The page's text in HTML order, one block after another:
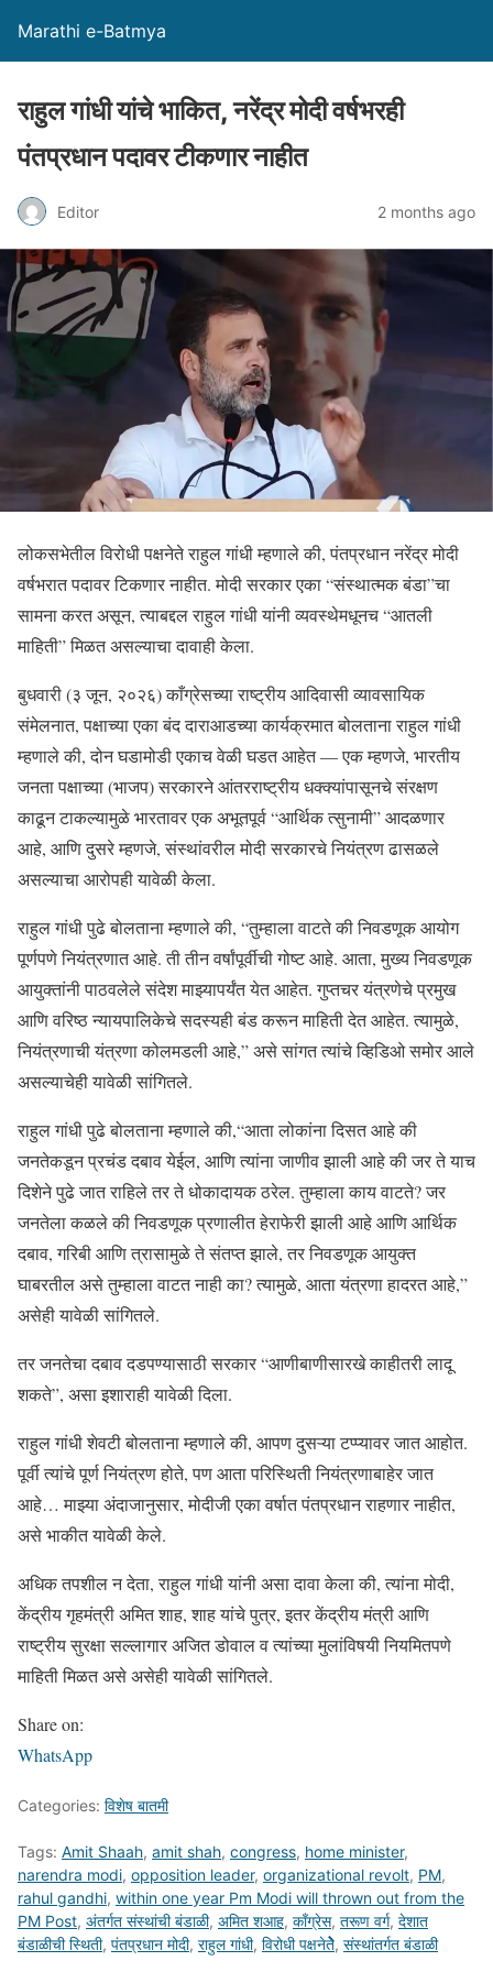
Marathi e-Batmya
राहुल गांधी यांचे भाकित, नरेंद्र मोदी वर्षभरही
पंतप्रधान पदावर टीकणार नाहीत
Editor 2 months ago
लोकसभेतील विरोधी पक्षनेते राहुल गांधी म्हणाले की, पंतप्रधान नरेंद्र मोदी
वर्षभरात पदावर टिकणार नाहीत. मोदी सरकार एका “संस्थात्मक बंडा”चा
सामना करत असून, त्याबद्दल राहुल गांधी यांनी व्यवस्थेमधूनच “आतली
माहिती” मिळत असल्याचा दावाही केला.
बुधवारी (३ जून, २०२६) काँग्रेसच्या राष्ट्रीय आदिवासी व्यावसायिक
संमेलनात, पक्षाच्या एका बंद दाराआडच्या कार्यक्रमात बोलताना राहुल गांधी
म्हणाले की, दोन घडामोडी एकाच वेळी घडत आहेत — एक म्हणजे, भारतीय
जनता पक्षाच्या (भाजप) सरकारने आंतरराष्ट्रीय धक्क्यांपासूनचे संरक्षण
काढून टाकल्यामुळे भारतावर एक अभूतपूर्व “आर्थिक त्सुनामी” आदळणार
आहे, आणि दुसरे म्हणजे, संस्थांवरील मोदी सरकारचे नियंत्रण ढासळले
असल्याचा आरोपही यावेळी केला.
राहुल गांधी पुढे बोलताना म्हणाले की, “तुम्हाला वाटते की निवडणूक आयोग
पूर्णपणे नियंत्रणात आहे. ती तीन वर्षांपूर्वीची गोष्ट आहे. आता, मुख्य निवडणूक
आयुक्तांनी पाठवलेले संदेश माझ्यापर्यंत येत आहेत. गुप्तचर यंत्रणेचे प्रमुख
आणि वरिष्ठ न्यायपालिकेचे सदस्यही बंड करून माहिती देत ​​आहेत. त्यामुळे,
नियंत्रणाची यंत्रणा कोलमडली आहे,” असे सांगत त्यांचे व्हिडिओ समोर आले
असल्याचेही यावेळी सांगितले.
राहुल गांधी पुढे बोलताना म्हणाले की,“आता लोकांना दिसत आहे की
जनतेकडून प्रचंड दबाव येईल, आणि त्यांना जाणीव झाली आहे की जर ते याच
दिशेने पुढे जात राहिले तर ते धोकादायक ठरेल. तुम्हाला काय वाटते? जर
जनतेला कळले की निवडणूक प्रणालीत हेराफेरी झाली आहे आणि आर्थिक
दबाव, गरिबी आणि त्रासामुळे ते संतप्त झाले, तर निवडणूक आयुक्त
घाबरतील असे तुम्हाला वाटत नाही का? त्यामुळे, आता यंत्रणा हादरत आहे,”
असेही यावेळी सांगितले.
तर जनतेचा दबाव दडपण्यासाठी सरकार “आणीबाणीसारखे काहीतरी लादू
शकते”, असा इशाराही यावेळी दिला.
राहुल गांधी शेवटी बोलताना म्हणाले की, आपण दुसऱ्या टप्प्यावर जात आहोत.
पूर्वी त्यांचे पूर्ण नियंत्रण होते, पण आता परिस्थिती नियंत्रणाबाहेर जात
आहे… माझ्या अंदाजानुसार, मोदीजी एका वर्षात पंतप्रधान राहणार नाहीत,
असे भाकीत यावेळी केले.
अधिक तपशील न देता, राहुल गांधी यांनी असा दावा केला की, त्यांना मोदी,
केंद्रीय गृहमंत्री अमित शाह, शाह यांचे पुत्र, इतर केंद्रीय मंत्री आणि
राष्ट्रीय सुरक्षा सल्लागार अजित डोवाल व त्यांच्या मुलांविषयी नियमितपणे
माहिती मिळत असे असेही यावेळी सांगितले.
Share on:
WhatsApp
Categories: विशेष बातमी
Tags: Amit Shaah, amit shah, congress, home minister,
narendra modi, opposition leader, organizational revolt, PM,
rahul gandhi, within one year Pm Modi will thrown out from the
PM Post, अंतर्गत संस्थांची बंडाळी, अमित शआह, काँग्रेस, तरूण वर्ग, देशात
बंडाळीची स्थिती, पंतप्रधान मोदी, राहुल गांधी, विरोधी पक्षनेतेेेेेे, संस्थांतर्गत बंडाळी